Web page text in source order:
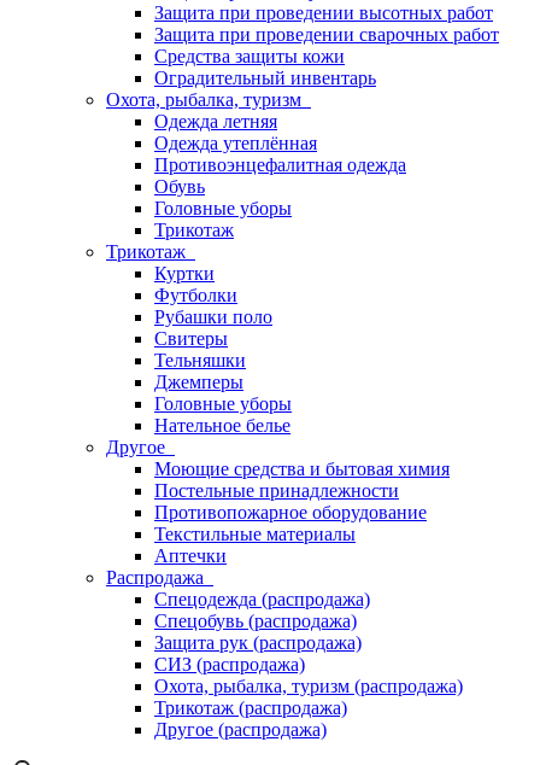
Защита при проведении высотных работ
Защита при проведении сварочных работ
Средства защиты кожи
Оградительный инвентарь
Охота, рыбалка, туризм
Одежда летняя
Одежда утеплённая
Противоэнцефалитная одежда
Обувь
Головные уборы
Трикотаж
Трикотаж
Куртки
Футболки
Рубашки поло
Свитеры
Тельняшки
Джемперы
Головные уборы
Нательное белье
Другое
Моющие средства и бытовая химия
Постельные принадлежности
Противопожарное оборудование
Текстильные материалы
Аптечки
Распродажа
Спецодежда (распродажа)
Спецобувь (распродажа)
Защита рук (распродажа)
СИЗ (распродажа)
Охота, рыбалка, туризм (распродажа)
Трикотаж (распродажа)
Другое (распродажа)